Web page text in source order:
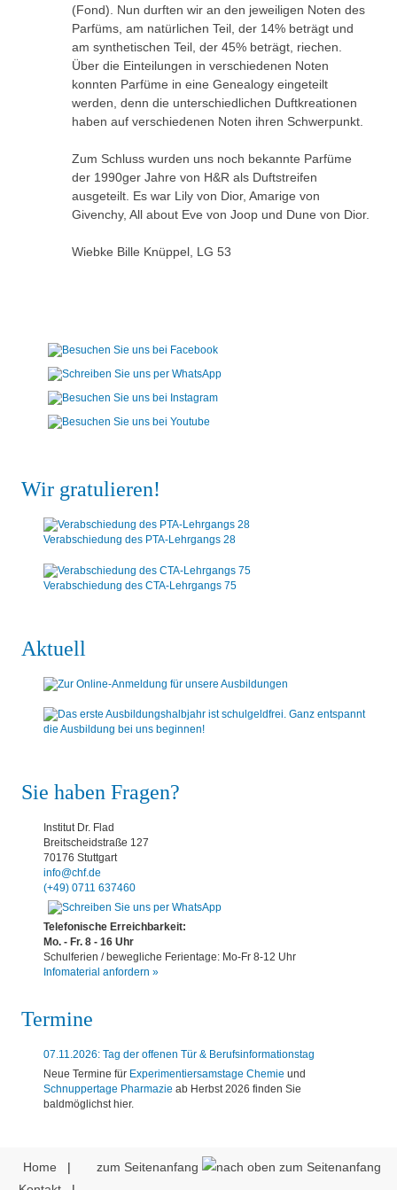
(Fond). Nun durften wir an den jeweiligen Noten des
Parfüms, am natürlichen Teil, der 14% beträgt und
am synthetischen Teil, der 45% beträgt, riechen.
Über die Einteilungen in verschiedenen Noten
konnten Parfüme in eine Genealogy eingeteilt
werden, denn die unterschiedlichen Duftkreationen
haben auf verschiedenen Noten ihren Schwerpunkt.
Zum Schluss wurden uns noch bekannte Parfüme
der 1990ger Jahre von H&R als Duftstreifen
ausgeteilt. Es war Lily von Dior, Amarige von
Givenchy, All about Eve von Joop und Dune von Dior.
Wiebke Bille Knüppel, LG 53
Wir gratulieren!
Verabschiedung des PTA-Lehrgangs 28
Verabschiedung des CTA-Lehrgangs 75
Aktuell
Sie haben Fragen?
Institut Dr. Flad
Breitscheidstraße 127
70176 Stuttgart
info@chf.de
(+49) 0711 637460
Telefonische Erreichbarkeit:
Mo. - Fr. 8 - 16 Uhr
Schulferien / bewegliche Ferientage: Mo-Fr 8-12 Uhr
Infomaterial anfordern »
Termine
07.11.2026: Tag der offenen Tür & Berufsinformationstag
Neue Termine für Experimentiersamstage Chemie und
Schnuppertage Pharmazie ab Herbst 2026 finden Sie
baldmöglichst hier.
zum Seitenanfang
Home
|